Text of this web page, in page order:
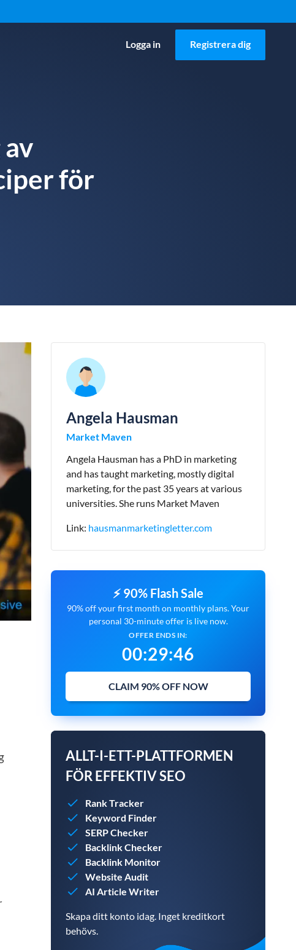
Logga in Registrera dig
för
Angela Hausman
Market Maven
Angela Hausman has a PhD in marketing
and has taught marketing, mostly digital
marketing, for the past 35 years at various
universities. She runs Market Maven
Link: hausmanmarketingletter.com
⚡ 90% Flash Sale
90% off your first month on monthly plans. Your
personal 30-minute offer is live now.
OFFER ENDS IN:
00:29:45
CLAIM 90% OFF NOW
ALLT-I-ETT-PLATTFORMEN
FÖR EFFEKTIV SEO
Rank Tracker
Keyword Finder
SERP Checker
Backlink Checker
Backlink Monitor
Website Audit
AI Article Writer
Skapa ditt konto idag. Inget kreditkort
behövs.